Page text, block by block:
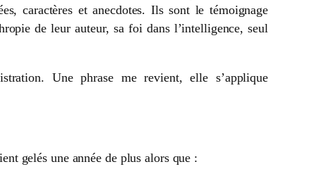
caractères et anecdotes. Ils sont le témoignage
de leur auteur, sa foi dans l’intelligence, seul
Une phrase me revient, elle s’applique
gelés une année de plus alors que :